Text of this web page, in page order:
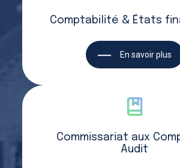
Comptabilité & États
En savoir plus
Commissariat aux
Audit